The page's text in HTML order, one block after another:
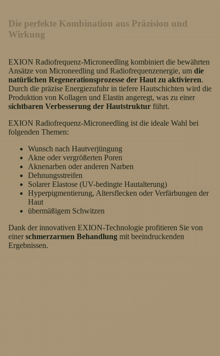
Die perfekte Kombination aus Präzision und
Wirkung
EXION Radiofrequenz-Microneedling kombiniert die bewährten
Ansätze von Microneedling und Radiofrequenzenergie, um die
natürlichen Regenerationsprozesse der Haut zu aktivieren.
Durch die präzise Energiezufuhr in tiefere Hautschichten wird die
Produktion von Kollagen und Elastin angeregt, was zu einer
sichtbaren Verbesserung der Hautstrukturführt.
EXION Radiofrequenz-Microneedling ist die ideale Wahl bei
folgenden Themen:
Wunsch nach Hautverjüngung
Akne oder vergrößerten Poren
Aknenarben oder anderen Narben
Dehnungsstreifen
Solarer Elastose (UV-bedingte Hautalterung)
Hyperpigmentierung, Altersflecken oder Verfärbungen der
Haut
übermäßigem Schwitzen
Dank der innovativen EXION-Technologie profitieren Sie von
einerschmerzarmen Behandlungmit beeindruckenden
Ergebnissen.